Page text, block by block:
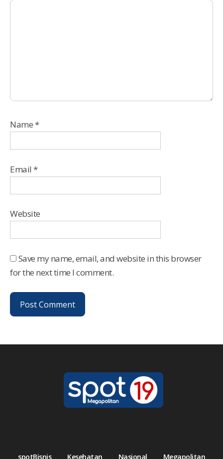
Name*
Email*
Website
Save my name, email, and website in this browser
for the next time I comment.
spotBisnis Kesehatan Nasional Megapolitan